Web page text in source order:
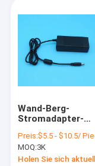
Wand-Berg-
Stromadapter-
praktisches
Wechselstrom-
60W
Preis:$5.5 - $10.5/
MOQ:3K